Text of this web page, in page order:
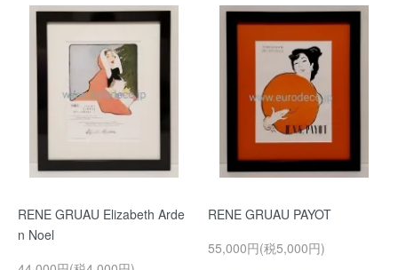
RENE GRUAU Elizabeth Arde
n Noel
RENE GRUAU PAYOT
55,000円(税5,000円)